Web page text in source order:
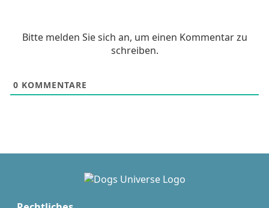
Bitte melden Sie sich an, um einen Kommentar zu
schreiben.
0 KOMMENTARE